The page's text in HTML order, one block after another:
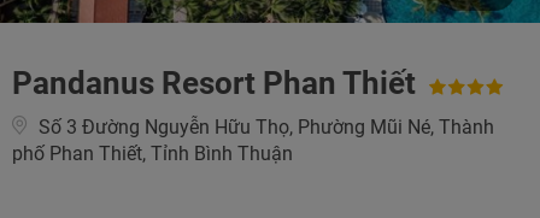
Pandanus Resort Phan Thiết
Số 3 Đường Nguyễn Hữu Thọ, Phường Mũi Né, Thành
phố Phan Thiết, Tỉnh Bình Thuận